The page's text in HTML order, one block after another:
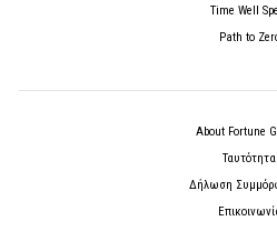
Time Well
Path to
About Fortune
Ταυτότητα
Δήλωση